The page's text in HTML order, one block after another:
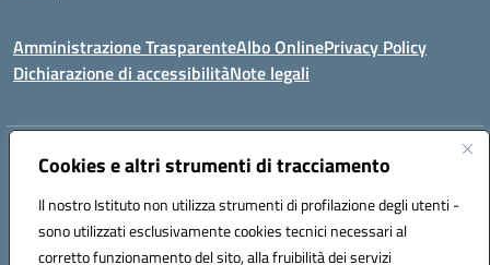
Cookies e altri strumenti di tracciamento
Il nostro Istituto non utilizza strumenti di profilazione degli utenti -
sono utilizzati esclusivamente cookies tecnici necessari al
corretto funzionamento del sito, alla fruibilità dei servizi
Amministrazione TrasparenteAlbo OnlinePrivacy Policy
Dichiarazione di accessibilitàNote legali
Indirizzo:Via Coniugi Crigna – Cap. 89861 – Tropea (VV)
Posta elettronica certificata (PEC):vvic82200d@pec.istruzione.it
Codice fiscale: 96012410799